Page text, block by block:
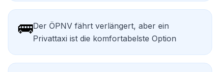
🚌Der ÖPNV fährt verlängert, aber ein
Privattaxi ist die komfortabelste Option